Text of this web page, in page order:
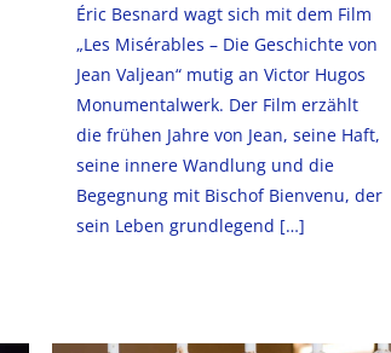
Éric Besnard wagt sich mit dem Film
„Les Misérables – Die Geschichte von
Jean Valjean“ mutig an Victor Hugos
Monumentalwerk. Der Film erzählt
die frühen Jahre von Jean, seine Haft,
seine innere Wandlung und die
Begegnung mit Bischof Bienvenu, der
sein Leben grundlegend […]